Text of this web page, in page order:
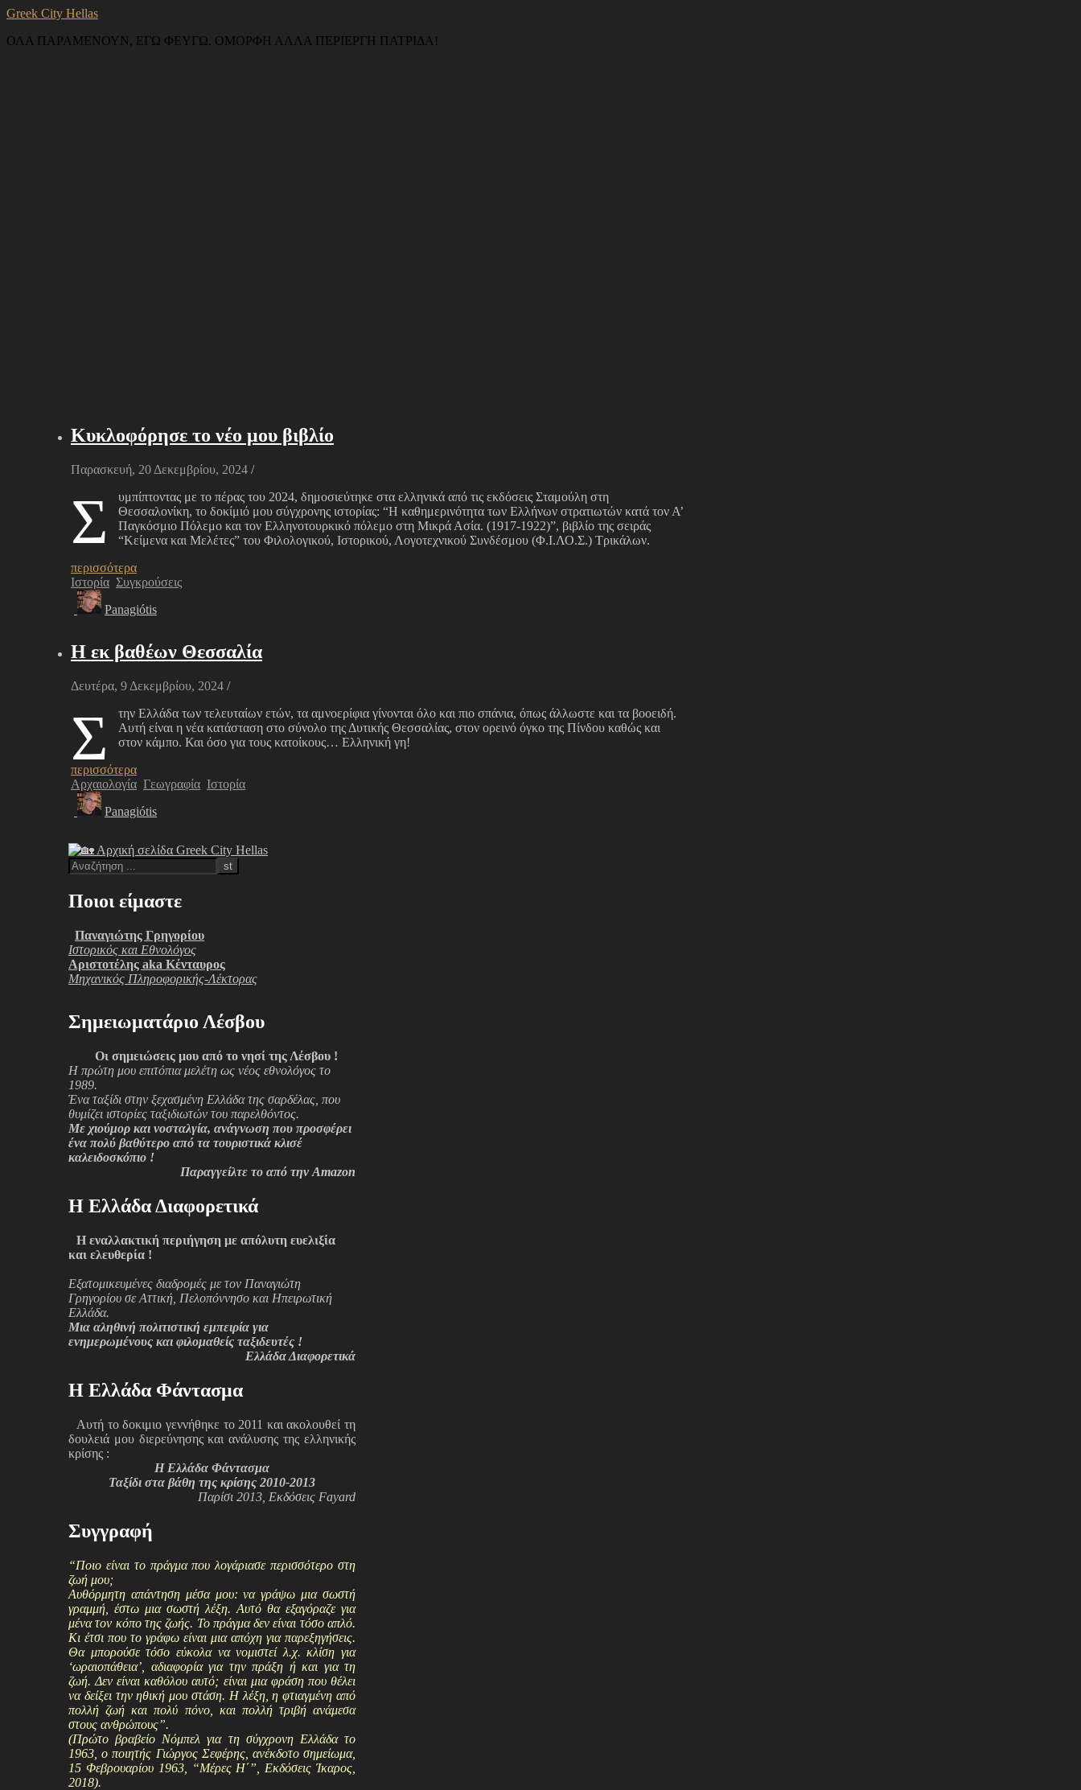
Greek City Hellas
ΟΛΑ ΠΑΡΑΜΕΝΟΥΝ, ΕΓΩ ΦΕΥΓΩ. ΟΜΟΡΦΗ ΑΛΛΑ ΠΕΡΙΕΡΓΗ ΠΑΤΡΙΔΑ!
Κυκλοφόρησε το νέο μου βιβλίο
Παρασκευή, 20 Δεκεμβρίου, 2024 /
Σ
υμπίπτοντας με το πέρας του 2024, δημοσιεύτηκε στα ελληνικά από τις εκδόσεις Σταμούλη στη
Θεσσαλονίκη, το δοκίμιό μου σύγχρονης ιστορίας: “Η καθημερινότητα των Ελλήνων στρατιωτών κατά τον Α’
Παγκόσμιο Πόλεμο και τον Ελληνοτουρκικό πόλεμο στη Μικρά Ασία. (1917-1922)”, βιβλίο της σειράς
“Κείμενα και Μελέτες” του Φιλολογικού, Ιστορικού, Λογοτεχνικού Συνδέσμου (Φ.Ι.ΛΟ.Σ.) Τρικάλων.
περισσότερα
Ιστορία Συγκρούσεις
Panagiótis
Η εκ βαθέων Θεσσαλία
Δευτέρα, 9 Δεκεμβρίου, 2024 /
Σ
την Ελλάδα των τελευταίων ετών, τα αμνοερίφια γίνονται όλο και πιο σπάνια, όπως άλλωστε και τα βοοειδή.
Αυτή είναι η νέα κατάσταση στο σύνολο της Δυτικής Θεσσαλίας, στον ορεινό όγκο της Πίνδου καθώς και
στον κάμπο. Και όσο για τους κατοίκους… Ελληνική γη!
περισσότερα
Αρχαιολογία Γεωγραφία Ιστορία
Panagiótis
Ποιοι είμαστε
Παναγιώτης Γρηγορίου
Ιστορικός και Εθνολόγος
Αριστοτέλης aka Κένταυρος
Μηχανικός Πληροφορικής-Λέκτορας
Σημειωματάριο Λέσβου
Οι σημειώσεις μου από το νησί της Λέσβου !
Η πρώτη μου επιτόπια μελέτη ως νέος εθνολόγος το
1989.
Ένα ταξίδι στην ξεχασμένη Ελλάδα της σαρδέλας, που
θυμίζει ιστορίες ταξιδιωτών του παρελθόντος.
Με χιούμορ και νοσταλγία, ανάγνωση που προσφέρει
ένα πολύ βαθύτερο από τα τουριστικά κλισέ
καλειδοσκόπιο !
Παραγγείλτε το από την Amazon
H Ελλάδα Διαφορετικά
Η εναλλακτική περιήγηση με απόλυτη ευελιξία
και ελευθερία !
Εξατομικευμένες διαδρομές με τον Παναγιώτη
Γρηγορίου σε Αττική, Πελοπόννησο και Ηπειρωτική
Ελλάδα.
Μια αληθινή πολιτιστική εμπειρία για
ενημερωμένους και φιλομαθείς ταξιδευτές !
Ελλάδα Διαφορετικά
H Ελλάδα Φάντασμα
Αυτή το δοκιμιο γεννήθηκε το 2011 και ακολουθεί τη
δουλειά μου διερεύνησης και ανάλυσης της ελληνικής
κρίσης :
H Ελλάδα Φάντασμα
Ταξίδι στα βάθη της κρίσης 2010-2013
Παρίσι 2013, Εκδόσεις Fayard
Συγγραφή
“Ποιο είναι το πράγμα που λογάριασε περισσότερο στη
ζωή μου;
Αυθόρμητη απάντηση μέσα μου: να γράψω μια σωστή
γραμμή, έστω μια σωστή λέξη. Αυτό θα εξαγόραζε για
μένα τον κόπο της ζωής. Το πράγμα δεν είναι τόσο απλό.
Κι έτσι που το γράφω είναι μια απόχη για παρεξηγήσεις.
Θα μπορούσε τόσο εύκολα να νομιστεί λ.χ. κλίση για
‘ωραιοπάθεια’, αδιαφορία για την πράξη ή και για τη
ζωή. Δεν είναι καθόλου αυτό; είναι μια φράση που θέλει
να δείξει την ηθική μου στάση. Η λέξη, η φτιαγμένη από
πολλή ζωή και πολύ πόνο, και πολλή τριβή ανάμεσα
στους ανθρώπους”.
(Πρώτο βραβείο Νόμπελ για τη σύγχρονη Ελλάδα το
1963, ο ποιητής Γιώργος Σεφέρης, ανέκδοτο σημείωμα,
15 Φεβρουαρίου 1963, “Μέρες Η΄”, Εκδόσεις Ίκαρος,
2018).